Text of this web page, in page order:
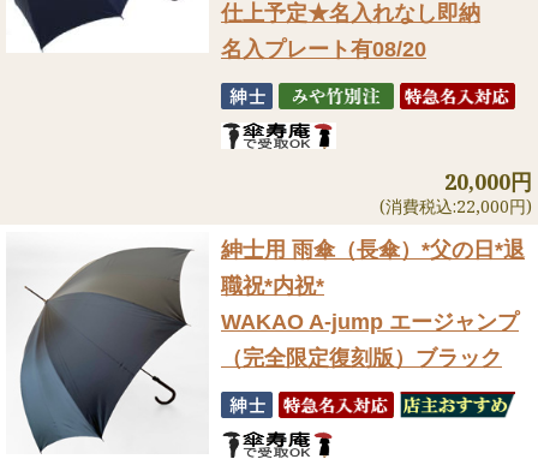
仕上予定★名入れなし即納
名入プレート有08/20
20,000円
(消費税込:22,000円)
紳士用 雨傘（長傘） *父の日*退
職祝*内祝*
WAKAO A-jump エージャンプ
（完全限定復刻版）ブラック